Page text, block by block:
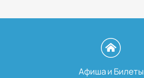
Афиша и Билеты